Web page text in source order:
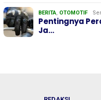
BERITA OTOMOTIF
Pentingnya
Ja…